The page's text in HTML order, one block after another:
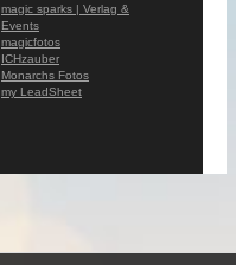
magic sparks | Verlag &
Events
magicfotos
ICHzauber
Monarchs Fotos
my LeadSheet